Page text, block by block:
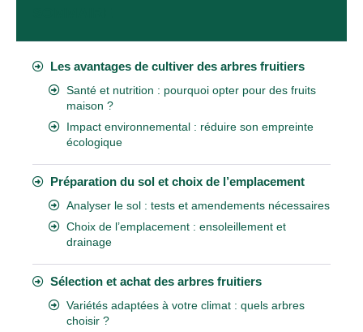
Les avantages de cultiver des arbres fruitiers
Santé et nutrition : pourquoi opter pour des fruits
maison ?
Impact environnemental : réduire son empreinte
écologique
Préparation du sol et choix de l’emplacement
Analyser le sol : tests et amendements nécessaires
Choix de l’emplacement : ensoleillement et
drainage
Sélection et achat des arbres fruitiers
Variétés adaptées à votre climat : quels arbres
choisir ?